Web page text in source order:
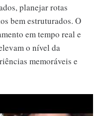
planejar rotas
bem estruturados. O
em tempo real e
o nível da
memoráveis e